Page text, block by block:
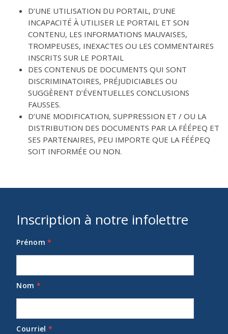
D’UNE UTILISATION DU PORTAIL, D’UNE
INCAPACITÉ À UTILISER LE PORTAIL ET SON
CONTENU, LES INFORMATIONS MAUVAISES,
TROMPEUSES, INEXACTES OU LES COMMENTAIRES
INSCRITS SUR LE PORTAIL
DES CONTENUS DE DOCUMENTS QUI SONT
DISCRIMINATOIRES, PRÉJUDICIABLES OU
SUGGÈRENT D’ÉVENTUELLES CONCLUSIONS
FAUSSES.
D’UNE MODIFICATION, SUPPRESSION ET / OU LA
DISTRIBUTION DES DOCUMENTS PAR LA FÉÉPEQ ET
SES PARTENAIRES, PEU IMPORTE QUE LA FÉÉPEQ
SOIT INFORMÉE OU NON.
Inscription à notre infolettre
Prénom *
Nom *
Courriel *